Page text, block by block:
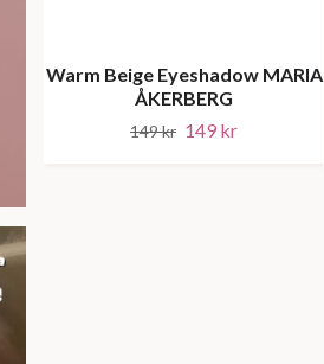
Warm Beige Eyeshadow MARIA
ÅKERBERG
149 kr 149 kr